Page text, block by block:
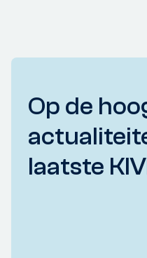
Op de
laatste